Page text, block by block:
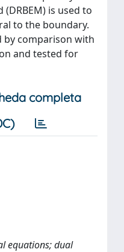
is used to
to the boundary.
by comparison with
and tested for
completa
equations; dual